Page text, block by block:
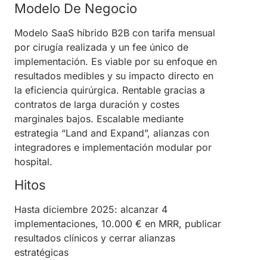
Modelo De Negocio
Modelo SaaS híbrido B2B con tarifa mensual
por cirugía realizada y un fee único de
implementación. Es viable por su enfoque en
resultados medibles y su impacto directo en
la eficiencia quirúrgica. Rentable gracias a
contratos de larga duración y costes
marginales bajos. Escalable mediante
estrategia “Land and Expand”, alianzas con
integradores e implementación modular por
hospital.
Hitos
Hasta diciembre 2025: alcanzar 4
implementaciones, 10.000 € en MRR, publicar
resultados clínicos y cerrar alianzas
estratégicas